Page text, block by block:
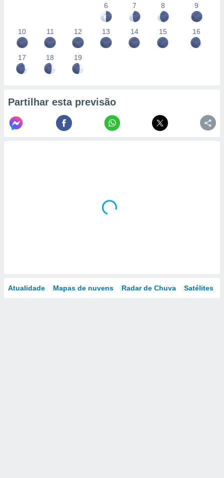
6
7 8 9
10 11 12 13 14 15 16
17 18 19
Partilhar esta previsão
Atualidade Mapas de nuvens Radar de Chuva Satélites